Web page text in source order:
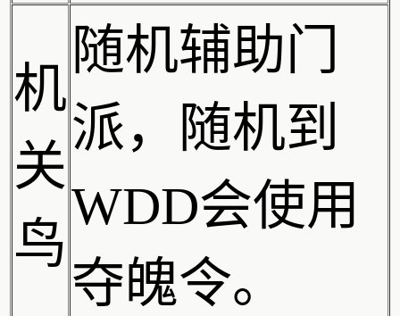
机
关
鸟
随机辅助门
派，随机到
WDD会使用
夺魄令。